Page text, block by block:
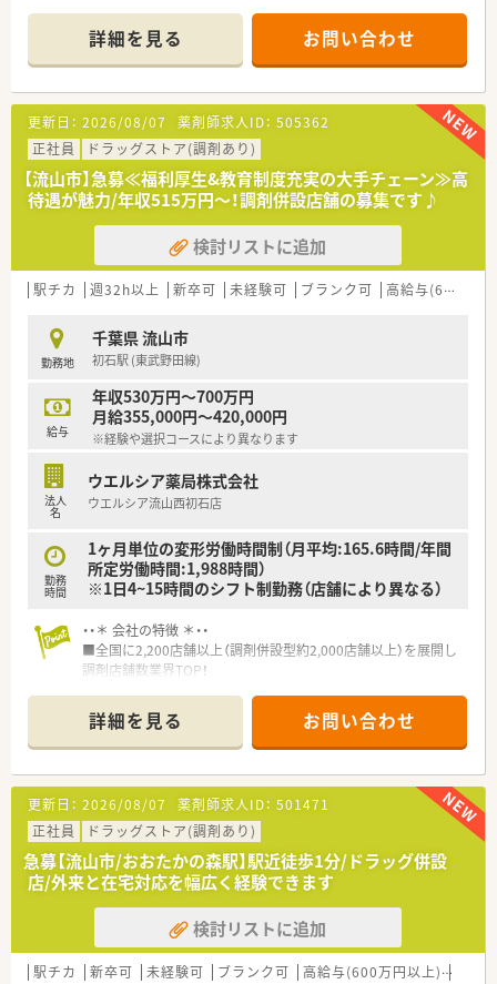
頑張り次第で高給与も可能！
■経験や勤務コースによりますが、経験の少ない方でも500万前
半スタートと業界TOP水準！
■職種や職域に合わせ、豊富な社内研修や外部組織と連携した研
修を用意されています
■薬剤師が中心の会社だからこそ活躍できるキャリアパスが多
種多様に用意されています。
■店舗拡大に伴い、エリアマネジャーや営業部長等のマネジメン
トのポジションも増えます。
■在宅や教育等の専門性を活かせるスペシャリストを目指すこ
とも可能です。
■その他にも、管理部門や商品部門等の本社スタッフなど活動領
域は多種多様です。
■在宅実施店舗は年々増加しており、在宅医療へもしっかりと関
■育児休暇は3歳まで取得が可能で、時短制度は小学5年生まで
時短勤務ができるよう変更予定です。
■年間休日が120日とワークライフバランスが整っています
■日用品から常備薬まで、従業員割引制度など嬉しいメリットも
たくさんあります！
詳細を見る お問い合わせ
更新日： 2026/08/07 薬剤師求人ID： 505362
正社員
ドラッグストア(調剤あり)
【流山市】急募≪福利厚生&教育制度充実の大手チェーン≫高
待遇が魅力/年収515万円～！調剤併設店舗の募集です♪
検討リストに追加
駅チカ 週32h以上 新卒可 未経験可 ブランク可 高給与(600万円以上)
勤務地
千葉県 流山市
初石駅 (東武野田線)
給与
年収530万円～700万円
月給355,000円～420,000円
※経験や選択コースにより異なります
法人
名
ウエルシア薬局株式会社
ウエルシア流山西初石店
勤務
時間
1ヶ月単位の変形労働時間制（月平均:165.6時間/年間
所定労働時間:1,988時間）
※1日4~15時間のシフト制勤務（店舗により異なる）
・・＊ 会社の特徴 ＊・・
■全国に2,200店舗以上（調剤併設型約2,000店舗以上）を展開し
調剤店舗数業界TOP！
頑張り次第で高給与も可能！
■経験や勤務コースによりますが、経験の少ない方でも500万前
半スタートと業界TOP水準！
■職種や職域に合わせ、豊富な社内研修や外部組織と連携した研
修を用意されています
■薬剤師が中心の会社だからこそ活躍できるキャリアパスが多
種多様に用意されています。
■店舗拡大に伴い、エリアマネジャーや営業部長等のマネジメン
トのポジションも増えます。
■在宅や教育等の専門性を活かせるスペシャリストを目指すこ
とも可能です。
■その他にも、管理部門や商品部門等の本社スタッフなど活動領
域は多種多様です。
■在宅実施店舗は年々増加しており、在宅医療へもしっかりと関
詳細を見る お問い合わせ
更新日： 2026/08/07 薬剤師求人ID： 501471
正社員
ドラッグストア(調剤あり)
急募【流山市/おおたかの森駅】駅近徒歩1分/ドラッグ併設
店/外来と在宅対応を幅広く経験できます
検討リストに追加
駅チカ 新卒可 未経験可 ブランク可 高給与(600万円以上)